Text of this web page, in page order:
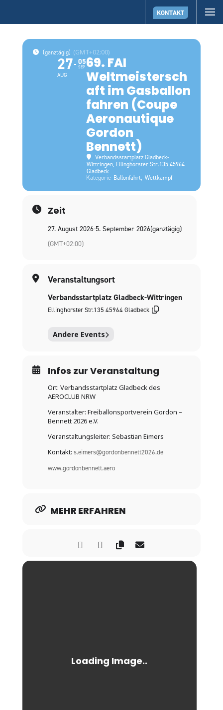
KONTAKT
(ganztägig) (GMT+02:00)
27
AUG
05
SEP 69. FAI
Weltmeistersch
aft im Gasballon
fahren (Coupe
Aeronautique
Gordon
Bennett)
Verbandsstartplatz Gladbeck-
Wittringen, Ellinghorster Str.135 45964
Gladbeck
Kategorie Ballonfahrt, Wettkampf
Zeit
27. August 2026-5. September 2026(ganztägig)
(GMT+02:00)
Veranstaltungsort
Verbandsstartplatz Gladbeck-Wittringen
Ellinghorster Str.135 45964 Gladbeck
Andere Events
Infos zur Veranstaltung
Ort: Verbandsstartplatz Gladbeck des
AEROCLUB NRW
Veranstalter: Freiballonsportverein Gordon –
Bennett 2026 e.V.
Veranstaltungsleiter: Sebastian Eimers
Kontakt: s.eimers@gordonbennett2026.de
www.gordonbennett.aero
MEHR ERFAHREN